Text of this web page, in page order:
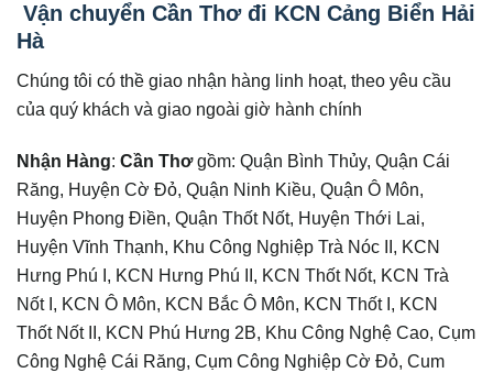
Vận chuyển Cần Thơ đi KCN Cảng Biển Hải
Hà
Chúng tôi có thề giao nhận hàng linh hoạt, theo yêu cầu
của quý khách và giao ngoài giờ hành chính
Nhận Hàng: Cần Thơgồm: Quận Bình Thủy, Quận Cái
Răng, Huyện Cờ Đỏ, Quận Ninh Kiều, Quận Ô Môn,
Huyện Phong Điền, Quận Thốt Nốt, Huyện Thới Lai,
Huyện Vĩnh Thạnh, Khu Công Nghiệp Trà Nóc II, KCN
Hưng Phú I, KCN Hưng Phú II, KCN Thốt Nốt, KCN Trà
Nốt I, KCN Ô Môn, KCN Bắc Ô Môn, KCN Thốt I, KCN
Thốt Nốt II, KCN Phú Hưng 2B, Khu Công Nghệ Cao, Cụm
Công Nghệ Cái Răng, Cụm Công Nghiệp Cờ Đỏ, Cum